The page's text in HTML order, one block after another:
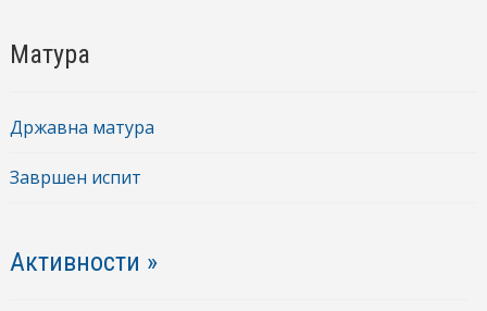
Матура
Државна матура
Завршен испит
Активности »